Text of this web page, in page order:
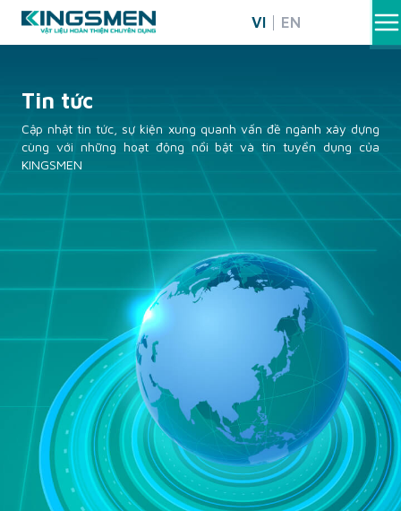
Skip
VI EN
Tin tức
Cập nhật tin tức, sự kiện xung quanh vấn đề ngành xây dựng
cùng với những hoạt động nổi bật và tin tuyển dụng của
KINGSMEN